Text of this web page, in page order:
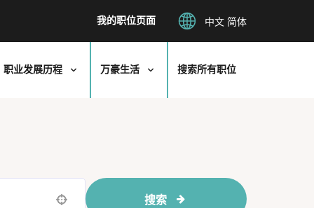
我的职位页面 中文 简体
职业发展历程 万豪生活 搜索所有职位
搜索